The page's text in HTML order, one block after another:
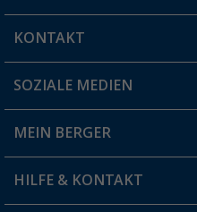
KONTAKT
Du hast eine Frage?
Filiale finden
SOZIALE MEDIEN
MEIN BERGER
Vorteilskarte
HILFE & KONTAKT